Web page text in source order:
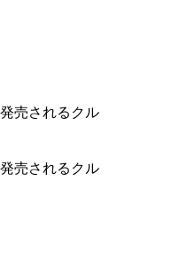
売されるクル
売されるクル